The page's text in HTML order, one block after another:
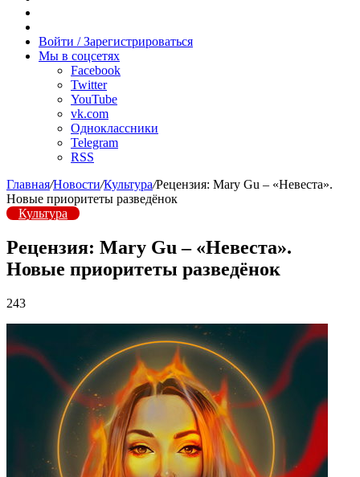
радио
Войти / Зарегистрироваться
Мы в соцсетях
Facebook
Twitter
YouTube
vk.com
Одноклассники
Telegram
RSS
Главная/Новости/Культура/Рецензия: Mary Gu – «Невеста».
Новые приоритеты разведёнок
Культура
Рецензия: Mary Gu – «Невеста».
Новые приоритеты разведёнок
243